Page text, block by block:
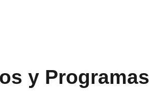
y Programas